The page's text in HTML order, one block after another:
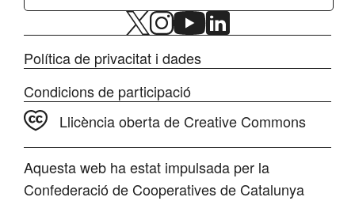
Política de privacitat i dades
Condicions de participació
Llicència oberta de Creative Commons
Aquesta web ha estat impulsada per la
Confederació de Cooperatives de Catalunya